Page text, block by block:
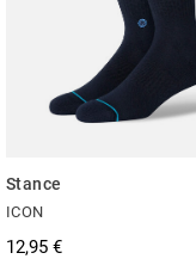
Stance
ICON
12,95 €